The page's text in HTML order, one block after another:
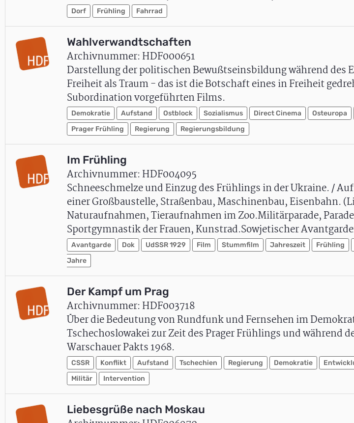
Dorf Frühling Fahrrad
Wahlverwandtschaften
Archivnummer: HDF000651
Darstellung der politischen Bewußtseinsbildung während des
Freiheit als Traum - das ist die Botschaft eines in Freiheit
Subordination vorgeführten Films.
Demokratie Aufstand Ostblock Sozialismus Direct Cinema Osteuropa
Prager Frühling
Regierung Regierungsbildung
Im Frühling
Archivnummer: HDF004095
Schneeschmelze und Einzug des Frühlings in der Ukraine. /
einer Großbaustelle, Straßenbau, Maschinenbau, Eisenbahn.
Naturaufnahmen, Tieraufnahmen im Zoo.Militärparade,
Sportgymnastik der Frauen, Kunstrad.Sowjetischer
Avantgarde Dok UdSSR 1929 Film Stummfilm Jahreszeit Frühling
Jahre
Der Kampf um Prag
Archivnummer: HDF003718
Über die Bedeutung von Rundfunk und Fernsehen im
Tschechoslowakei zur Zeit des Prager Frühlings und während
Warschauer Pakts 1968.
CSSR Konflikt Aufstand Tschechien Regierung Demokratie
Militär
Intervention
Liebesgrüße nach Moskau